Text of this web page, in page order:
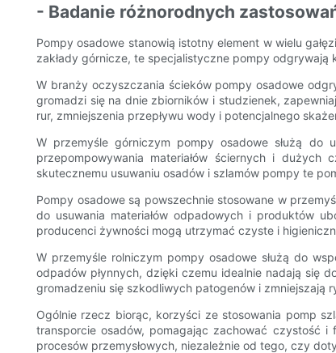
- Badanie różnorodnych
Pompy osadowe stanowią istotny element w wielu
zakłady górnicze, te specjalistyczne pompy
W branży oczyszczania ścieków pompy osadowe
gromadzi się na dnie zbiorników i studzienek,
rur, zmniejszenia przepływu wody i potencjalnego
W przemyśle górniczym pompy osadowe służą do
przepompowywania materiałów ściernych i
skutecznemu usuwaniu osadów i szlamów pompy te
Pompy osadowe są powszechnie stosowane w
do usuwania materiałów odpadowych i produktów
producenci żywności mogą utrzymać czyste i
W przemyśle rolniczym pompy osadowe służą do
odpadów płynnych, dzięki czemu idealnie nadają się
gromadzeniu się szkodliwych patogenów i zmniejszają
Ogólnie rzecz biorąc, korzyści ze stosowania pomp
transporcie osadów, pomagając zachować czystość i
procesów przemysłowych, niezależnie od tego, czy